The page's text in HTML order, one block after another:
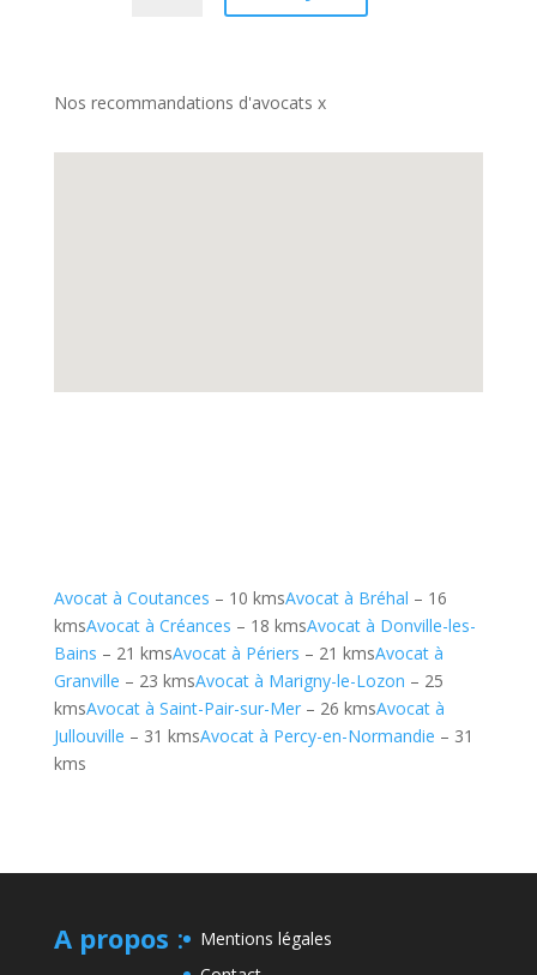
Nos recommandations d'avocats x
Avocat à Coutances – 10 kmsAvocat à Bréhal – 16
kmsAvocat à Créances – 18 kmsAvocat à Donville-les-
Bains – 21 kmsAvocat à Périers – 21 kmsAvocat à
Granville – 23 kmsAvocat à Marigny-le-Lozon – 25
kmsAvocat à Saint-Pair-sur-Mer– 26 kmsAvocat à
Jullouville – 31 kmsAvocat à Percy-en-Normandie – 31
kms
A propos :
Mentions légales